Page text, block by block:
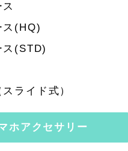
ス(HQ)
ス(STD)
ライド式）
ホアクセサリー